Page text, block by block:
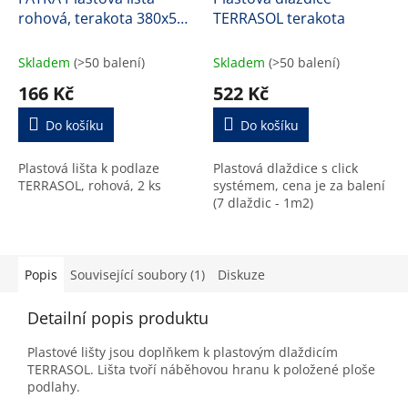
rohová, terakota 380x50
Skladem (>50 balení)
166 Kč
Do košíku
Plastová lišta k podlaze
TERRASOL, rohová, 2 ks
TERRASOL terakota
Skladem (>50 balení)
522 Kč
Do košíku
Plastová dlaždice s click
systémem, cena je za balení
(7 dlaždic - 1m2)
Popis Související soubory (1) Diskuze
Detailní popis produktu
Plastové lišty jsou doplňkem k plastovým dlaždicím
TERRASOL. Lišta tvoří náběhovou hranu k položené ploše
podlahy.